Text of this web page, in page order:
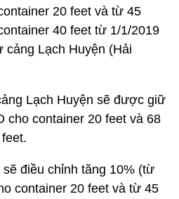
20 feet và từ 45
40 feet từ 1/1/2019
cảng Lạch Huyện (Hải
Lạch Huyện sẽ được giữ
cho container 20 feet và 68
điều chỉnh tăng 10% (từ
container 20 feet và từ 45